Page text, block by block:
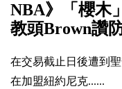
NBA》「櫻木
教頭Brown讚
在交易截止日後遭到聖
在加盟紐約尼克......